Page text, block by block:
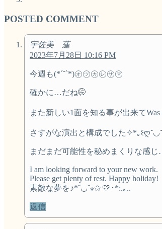
POSTED COMMENT
宇佐美 蓮
2023年7月28日 10:16 PM
今週も(*´˘`*)㋔㋡㋕㋹㋚㋮
確かに…だね🤭
さすがな演出と構成でした✧*｡
まだまだ可能性を秘めまくりな感
I am looking forward to your new work.
Please get plenty of rest. Happy holiday!
素敵な夢を♪*ˇ◡ˇ⁎✩ 🩷･*:.｡..
返信